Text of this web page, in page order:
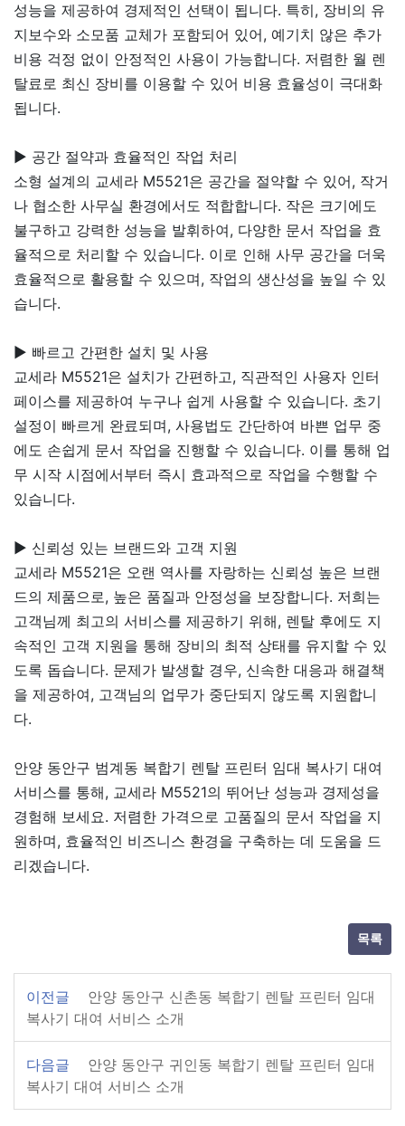
성능을 제공하여 경제적인 선택이 됩니다. 특히, 장비의 유
지보수와 소모품 교체가 포함되어 있어, 예기치 않은 추가
비용 걱정 없이 안정적인 사용이 가능합니다. 저렴한 월 렌
탈료로 최신 장비를 이용할 수 있어 비용 효율성이 극대화
됩니다.
▶ 공간 절약과 효율적인 작업 처리
소형 설계의 교세라 M5521은 공간을 절약할 수 있어, 작거
나 협소한 사무실 환경에서도 적합합니다. 작은 크기에도
불구하고 강력한 성능을 발휘하여, 다양한 문서 작업을 효
율적으로 처리할 수 있습니다. 이로 인해 사무 공간을 더욱
효율적으로 활용할 수 있으며, 작업의 생산성을 높일 수 있
습니다.
▶ 빠르고 간편한 설치 및 사용
교세라 M5521은 설치가 간편하고, 직관적인 사용자 인터
페이스를 제공하여 누구나 쉽게 사용할 수 있습니다. 초기
설정이 빠르게 완료되며, 사용법도 간단하여 바쁜 업무 중
에도 손쉽게 문서 작업을 진행할 수 있습니다. 이를 통해 업
무 시작 시점에서부터 즉시 효과적으로 작업을 수행할 수
있습니다.
▶ 신뢰성 있는 브랜드와 고객 지원
교세라 M5521은 오랜 역사를 자랑하는 신뢰성 높은 브랜
드의 제품으로, 높은 품질과 안정성을 보장합니다. 저희는
고객님께 최고의 서비스를 제공하기 위해, 렌탈 후에도 지
속적인 고객 지원을 통해 장비의 최적 상태를 유지할 수 있
도록 돕습니다. 문제가 발생할 경우, 신속한 대응과 해결책
을 제공하여, 고객님의 업무가 중단되지 않도록 지원합니
다.
안양 동안구 범계동 복합기 렌탈 프린터 임대 복사기 대여
서비스를 통해, 교세라 M5521의 뛰어난 성능과 경제성을
경험해 보세요. 저렴한 가격으로 고품질의 문서 작업을 지
원하며, 효율적인 비즈니스 환경을 구축하는 데 도움을 드
리겠습니다.
목록
이전글
안양 동안구 신촌동 복합기 렌탈 프린터 임대
복사기 대여 서비스 소개
다음글
안양 동안구 귀인동 복합기 렌탈 프린터 임대
복사기 대여 서비스 소개